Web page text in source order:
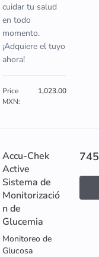
cuidar tu salud
en todo
momento.
¡Adquiere el tuyo
ahora!
Price
MXN:
1,023.00
Accu-Chek
Active
Sistema de
Monitorizació
n de
Glucemia
Monitoreo de
Glucosa
745